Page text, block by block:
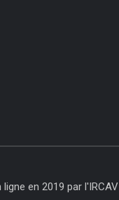
ligne en 2019 par l'IRCAV